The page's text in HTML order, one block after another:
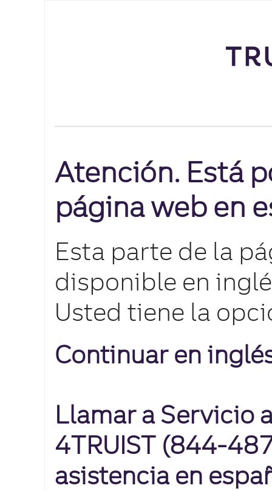
Atención. Está
página web en
Esta parte de la
disponible en
Usted tiene la
Continuar en
Llamar a Servicio
4TRUIST (844-
asistencia en